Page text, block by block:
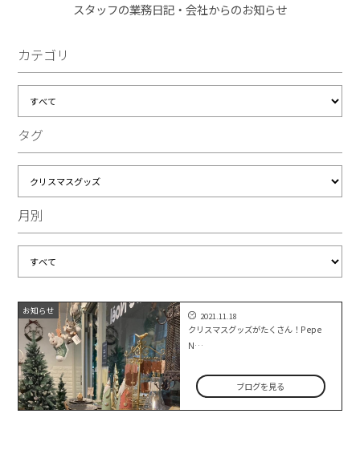
スタッフの業務日記・会社からのお知らせ
カテゴリ
タグ
月別
お知らせ 2021.11.18
クリスマスグッズがたくさん！Pepe
N…
ブログを見る